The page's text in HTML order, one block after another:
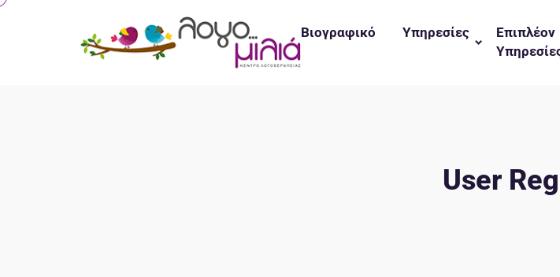
Βιογραφικό Υπηρεσίες
Επιπλέον
User